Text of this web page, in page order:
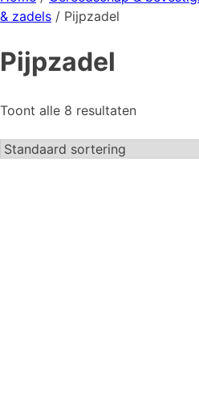
& zadels / Pijpzadel
Pijpzadel
Toont alle 8 resultaten